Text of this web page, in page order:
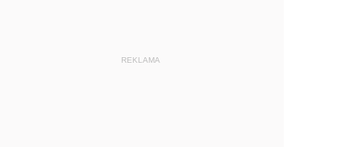
REKLAMA